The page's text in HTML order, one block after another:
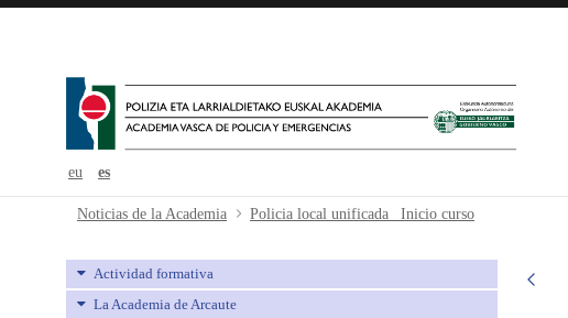
eu es
Policia local unificada_ Inicio curso - avpe
Noticias de la Academia Policia local unificada_ Inicio curso
Actividad formativa
La Academia de Arcaute